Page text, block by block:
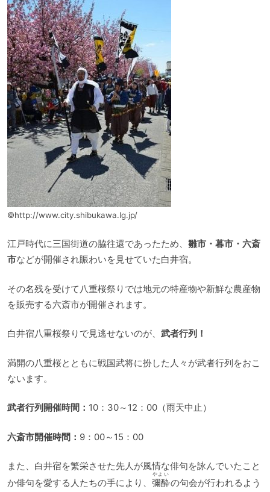
©http://www.city.shibukawa.lg.jp/
江戸時代に三国街道の脇往還であったため、 雛市・暮市・六斎
市などが開催され賑わいを見せていた白井宿。
その名残を受けて八重桜祭りでは地元の特産物や新鮮な農産物
を販売する六斎市が開催されます。
白井宿八重桜祭りで見逃せないのが、 武者行列！
満開の八重桜とともに戦国武将に扮した人々が武者行列をおこ
ないます。
武者行列開催時間： 10：30～12：00（雨天中止）
六斎市開催時間： 9：00～15：00
また、白井宿を繁栄させた先人が風情な俳句を詠んでいたこと
か俳句を愛する人たちの手により、 彌酔
やよい
の句会が行われるよう